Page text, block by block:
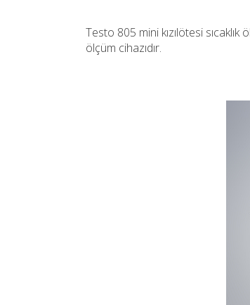
Testo 805 mini kızılötesi
ölçüm cihazıdır.